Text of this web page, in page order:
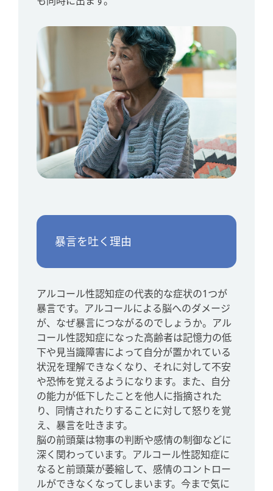
暴言を吐く理由
アルコール性認知症の代表的な症状の1つが
暴言です。アルコールによる脳へのダメージ
が、なぜ暴言につながるのでしょうか。アル
コール性認知症になった高齢者は記憶力の低
下や見当識障害によって自分が置かれている
状況を理解できなくなり、それに対して不安
や恐怖を覚えるようになります。また、自分
の能力が低下したことを他人に指摘された
り、同情されたりすることに対して怒りを覚
え、暴言を吐きます。
脳の前頭葉は物事の判断や感情の制御などに
深く関わっています。アルコール性認知症に
なると前頭葉が萎縮して、感情のコントロー
ルができなくなってしまいます。今まで気に